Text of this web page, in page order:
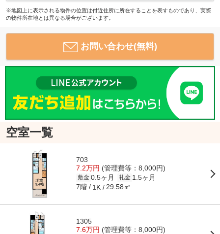
※地図上に表示される物件の位置は付近住所に所在することを表すものであり、実際
の物件所在地とは異なる場合がございます。
お問い合わせ(無料)
空室一覧
703
7.2万円 (管理費等：8,000円)
敷金 0.5ヶ月 礼金 1.5ヶ月
7階 1K 29.58㎡
1305
7.6万円 (管理費等：8,000円)